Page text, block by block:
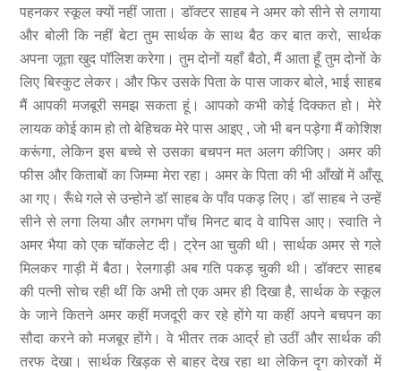
पहनकर स्कूल क्यों नहीं जाता। डॉक्टर साहब ने अमर को सीने से लगाया
और बोली कि नहीं बेटा तुम सार्थक के साथ बैठ कर बात करो, सार्थक
अपना जूता खुद पॉलिश करेगा। तुम दोनों यहाँ बैठो, मैं आता हूँ तुम दोनों के
लिए बिस्कुट लेकर। और फिर उसके पिता के पास जाकर बोले, भाई साहब
मैं आपकी मजबूरी समझ सकता हूं। आपको कभी कोई दिक्कत हो। मेरे
लायक कोई काम हो तो बेहिचक मेरे पास आइए , जो भी बन पड़ेगा मैं कोशिश
करूंगा, लेकिन इस बच्चे से उसका बचपन मत अलग कीजिए। अमर की
फीस और किताबों का जिम्मा मेरा रहा। अमर के पिता की भी आँखों में आँसू
आ गए। रूँधे गले से उन्होने डॉ साहब के पाँव पकड़ लिए। डॉ साहब ने उन्हें
सीने से लगा लिया और लगभग पाँच मिनट बाद वे वापिस आए। स्वाति ने
अमर भैया को एक चॉकलेट दी। ट्रेन आ चुकी थी। सार्थक अमर से गले
मिलकर गाड़ी में बैठा। रेलगाड़ी अब गति पकड़ चुकी थी। डॉक्टर साहब
की पत्नी सोच रही थीं कि अभी तो एक अमर ही दिखा है, सार्थक के स्कूल
के जाने कितने अमर कहीं मजदूरी कर रहे होंगे या कहीं अपने बचपन का
सौदा करने को मजबूर होंगे। वे भीतर तक आर्द्र हो उठीं और सार्थक की
तरफ देखा। सार्थक खिड़क से बाहर देख रहा था लेकिन दृग कोरकों में